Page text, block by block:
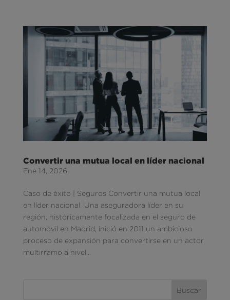
Convertir una mutua local en líder nacional
Ene 14, 2026
Caso de éxito | Seguros Convertir una mutua local
en líder nacional Una aseguradora líder en su
región, históricamente focalizada en el seguro de
automóvil en Madrid, inició en 2011 un ambicioso
proceso de expansión para convertirse en un actor
multirramo a nivel...